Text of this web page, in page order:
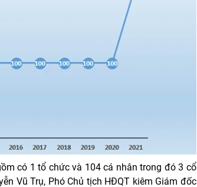
có 1 tổ chức và 104 cá nhân trong đó 3 cổ
Vũ Trụ, Phó Chủ tịch HĐQT kiêm Giám đốc